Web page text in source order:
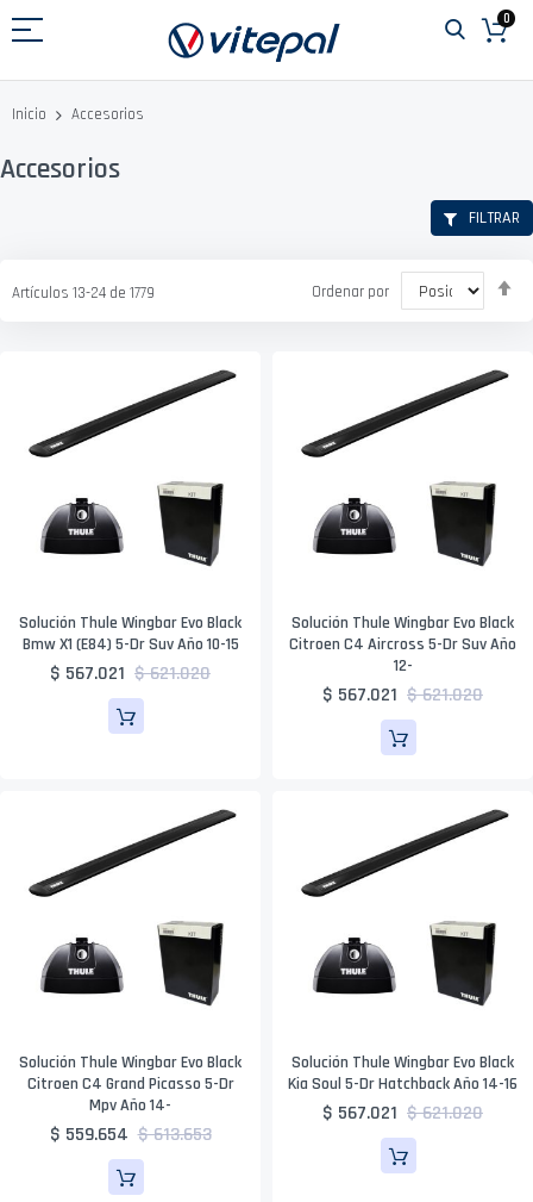
al
0
Inicio Accesorios
Accesorios
Artículos 13-24 de 1779 Ordenar por
Solución Thule Wingbar Evo Black
Bmw X1 (E84) 5-Dr Suv Año 10-15
$ 567.021 $ 621.020
Solución Thule Wingbar Evo Black
Citroen C4 Aircross 5-Dr Suv Año
12-
$ 567.021 $ 621.020
Solución Thule Wingbar Evo Black
Citroen C4 Grand Picasso 5-Dr
Mpv Año 14-
$ 559.654 $ 613.653
Solución Thule Wingbar Evo Black
Kia Soul 5-Dr Hatchback Año 14-16
$ 567.021 $ 621.020
FILTRAR